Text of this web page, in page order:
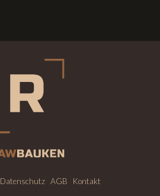
Datenschutz AGB Kontakt